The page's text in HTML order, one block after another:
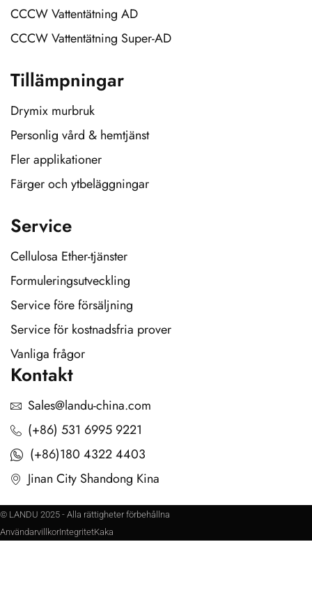
CCCW Vattentätning AD
CCCW Vattentätning Super-AD
Tillämpningar
Drymix murbruk
Personlig vård & hemtjänst
Fler applikationer
Färger och ytbeläggningar
Service
Cellulosa Ether-tjänster
Formuleringsutveckling
Service före försäljning
Service för kostnadsfria prover
Vanliga frågor
Kontakt
Sales@landu-china.com
(+86) 531 6995 9221
(+86)180 4322 4403
Jinan City Shandong Kina
© LANDU 2025 - Alla rättigheter förbehållna
AnvändarvillkorIntegritetKaka